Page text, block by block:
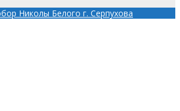
Николы Белого г. Серпухова